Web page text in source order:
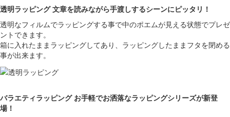
透明ラッピング 文章を読みながら手渡しするシーンにピッタリ！
透明なフィルムでラッピングする事で中のポエムが見える状態でプレゼ
ントできます。
箱に入れたままラッピングしてあり、ラッピングしたままフタを閉める
事が出来ます。
バラエティラッピング お手軽でお洒落なラッピングシリーズが新登
場！